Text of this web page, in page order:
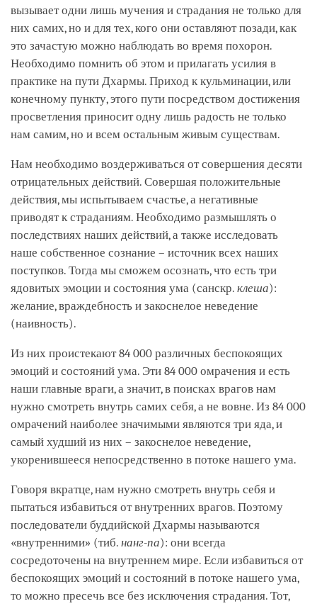
вызывает одни лишь мучения и страдания не только для
них самих, но и для тех, кого они оставляют позади, как
это зачастую можно наблюдать во время похорон.
Необходимо помнить об этом и прилагать усилия в
практике на пути Дхармы. Приход к кульминации, или
конечному пункту, этого пути посредством достижения
просветления приносит одну лишь радость не только
нам самим, но и всем остальным живым существам.
Нам необходимо воздерживаться от совершения десяти
отрицательных действий. Совершая положительные
действия, мы испытываем счастье, а негативные
приводят к страданиям. Необходимо размышлять о
последствиях наших действий, а также исследовать
наше собственное сознание – источник всех наших
поступков. Тогда мы сможем осознать, что есть три
ядовитых эмоции и состояния ума (санскр. клеша):
желание, враждебность и закоснелое неведение
(наивность).
Из них проистекают 84 000 различных беспокоящих
эмоций и состояний ума. Эти 84 000 омрачения и есть
наши главные враги, а значит, в поисках врагов нам
нужно смотреть внутрь самих себя, а не вовне. Из 84 000
омрачений наиболее значимыми являются три яда, и
самый худший из них – закоснелое неведение,
укоренившееся непосредственно в потоке нашего ума.
Говоря вкратце, нам нужно смотреть внутрь себя и
пытаться избавиться от внутренних врагов. Поэтому
последователи буддийской Дхармы называются
«внутренними» (тиб. нанг-па): они всегда
сосредоточены на внутреннем мире. Если избавиться от
беспокоящих эмоций и состояний в потоке нашего ума,
то можно пресечь все без исключения страдания. Тот,